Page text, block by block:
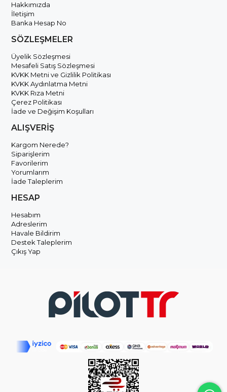
Hakkımızda
İletişim
Banka Hesap No
SÖZLEŞMELER
Üyelik Sözleşmesi
Mesafeli Satış Sözleşmesi
KVKK Metni ve Gizlilik Politikası
KVKK Aydınlatma Metni
KVKK Rıza Metni
Çerez Politikası
İade ve Değişim Koşulları
ALIŞVERİŞ
Kargom Nerede?
Siparişlerim
Favorilerim
Yorumlarım
İade Taleplerim
HESAP
Hesabım
Adreslerim
Havale Bildirim
Destek Taleplerim
Çıkış Yap